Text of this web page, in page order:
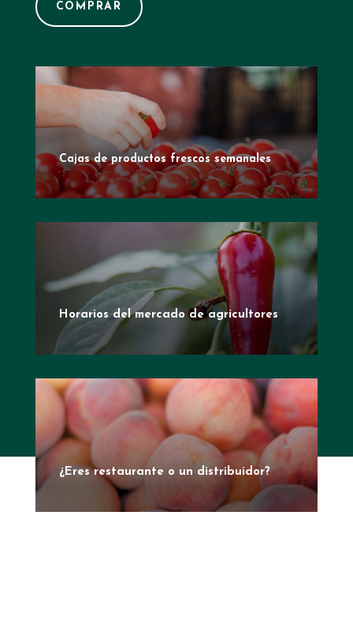
COMPRAR
Cajas de productos frescos semanales
Horarios del mercado de agricultores
¿Eres restaurante o un distribuidor?